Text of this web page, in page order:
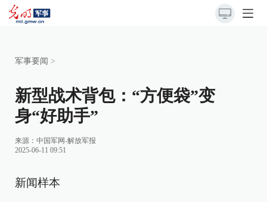
军事要闻 >
新型战术背包：“方便袋”变
身“好助手”
来源： 中国军网-解放军报
2025-06-11 09:51
新闻样本